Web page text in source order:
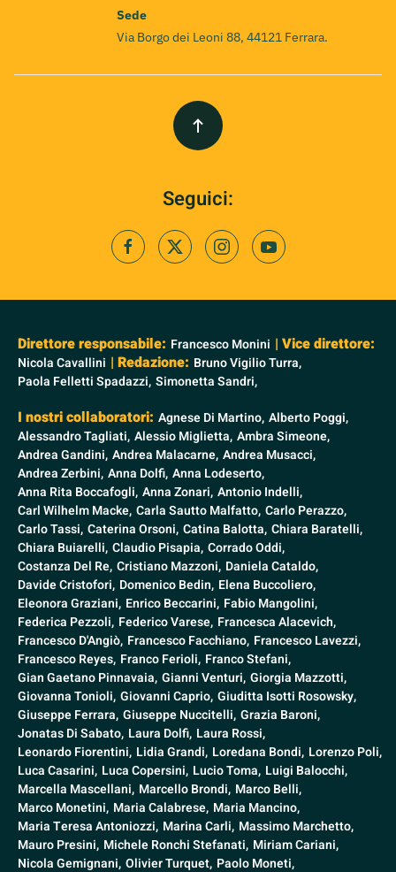
Sede
Via Borgo dei Leoni 88, 44121 Ferrara.
Seguici:
Direttore responsabile: Francesco Monini | Vice direttore:
Nicola Cavallini | Redazione: Bruno Vigilio Turra,
Paola Felletti Spadazzi, Simonetta Sandri,
I nostri collaboratori: Agnese Di Martino, Alberto Poggi,
Alessandro Tagliati, Alessio Miglietta, Ambra Simeone,
Andrea Gandini, Andrea Malacarne, Andrea Musacci,
Andrea Zerbini, Anna Dolfi, Anna Lodeserto,
Anna Rita Boccafogli, Anna Zonari, Antonio Indelli,
Carl Wilhelm Macke, Carla Sautto Malfatto, Carlo Perazzo,
Carlo Tassi, Caterina Orsoni, Catina Balotta, Chiara Baratelli,
Chiara Buiarelli, Claudio Pisapia, Corrado Oddi,
Costanza Del Re, Cristiano Mazzoni, Daniela Cataldo,
Davide Cristofori, Domenico Bedin, Elena Buccoliero,
Eleonora Graziani, Enrico Beccarini, Fabio Mangolini,
Federica Pezzoli, Federico Varese, Francesca Alacevich,
Francesco D'Angiò, Francesco Facchiano, Francesco Lavezzi,
Francesco Reyes, Franco Ferioli, Franco Stefani,
Gian Gaetano Pinnavaia, Gianni Venturi, Giorgia Mazzotti,
Giovanna Tonioli, Giovanni Caprio, Giuditta Isotti Rosowsky,
Giuseppe Ferrara, Giuseppe Nuccitelli, Grazia Baroni,
Jonatas Di Sabato, Laura Dolfi, Laura Rossi,
Leonardo Fiorentini, Lidia Grandi, Loredana Bondi, Lorenzo Poli,
Luca Casarini, Luca Copersini, Lucio Toma, Luigi Balocchi,
Marcella Mascellani, Marcello Brondi, Marco Belli,
Marco Monetini, Maria Calabrese, Maria Mancino,
Maria Teresa Antoniozzi, Marina Carli, Massimo Marchetto,
Mauro Presini, Michele Ronchi Stefanati, Miriam Cariani,
Nicola Gemignani, Olivier Turquet, Paolo Moneti,